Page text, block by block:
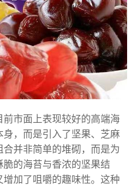
市面上表现较好的高端海
，而是引入了坚果、芝麻
并非简单的堆砌，而是为
的海苔与香浓的坚果结
加了咀嚼的趣味性。这种